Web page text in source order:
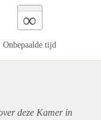
∞
Onbepaalde tijd
deze Kamer in